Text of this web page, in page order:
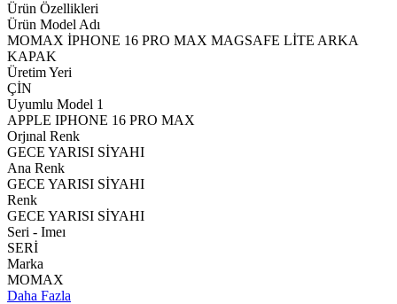
Ürün Özellikleri
Ürün Model Adı
MOMAX İPHONE 16 PRO MAX MAGSAFE LİTE ARKA
KAPAK
Üretim Yeri
ÇİN
Uyumlu Model 1
APPLE IPHONE 16 PRO MAX
Orjınal Renk
GECE YARISI SİYAHI
Ana Renk
GECE YARISI SİYAHI
Renk
GECE YARISI SİYAHI
Seri - Imeı
SERİ
Marka
MOMAX
Daha Fazla